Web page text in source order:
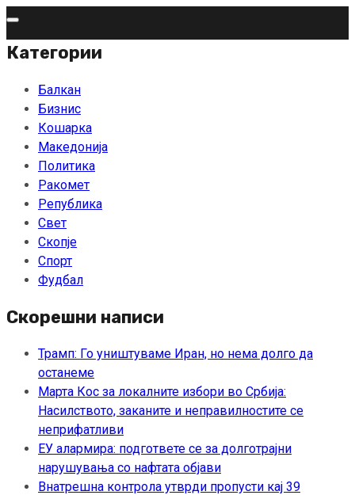
Skip
content
Категории
Балкан
Бизнис
Кошарка
Македонија
Политика
Ракомет
Република
Свет
Скопје
Спорт
Фудбал
Скорешни написи
Трамп: Го уништуваме Иран, но нема долго да
останеме
Марта Кос за локалните избори во Србија:
Насилството, заканите и неправилностите се
неприфатливи
ЕУ алармира: подгответе се за долготрајни
нарушувања со нафтата објави
Внатрешна контрола утврди пропусти кај 39